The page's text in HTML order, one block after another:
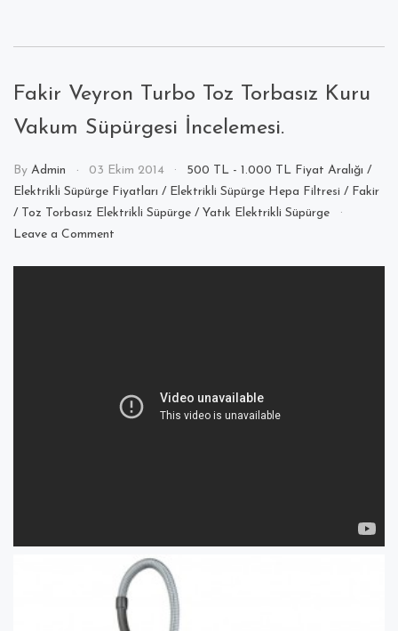
Fakir Veyron Turbo Toz Torbasız Kuru
Vakum Süpürgesi İncelemesi.
By Admin 03 Ekim 2014 500 TL - 1.000 TL Fiyat Aralığı /
Elektrikli Süpürge Fiyatları / Elektrikli Süpürge Hepa Filtresi / Fakir
/
Toz Torbasız Elektrikli Süpürge / Yatık Elektrikli Süpürge
Leave a Comment
Veyron
İncelemesi.